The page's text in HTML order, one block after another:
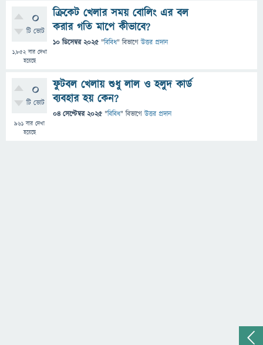
0
টি ভোট
1,852বার দেখা
হয়েছে
ক্রিকেট খেলার সময় বোলিং এর বল
করার গতি মাপে কীভাবে?
10 ডিসেম্বর 2025 "বিবিধ" বিভাগে উত্তর প্রদান
0
টি ভোট
961 বার দেখা
হয়েছে
ফুটবল খেলায় শুধু লাল ও হলুদ কার্ড
ব্যবহার হয় কেন?
04 সেপ্টেম্বর 2025 "বিবিধ" বিভাগে উত্তর প্রদান